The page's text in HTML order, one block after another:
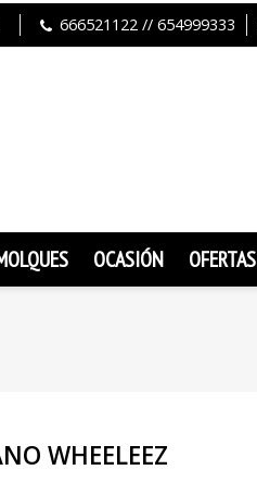
666521122 // 654999333
OCASIÓN OFERTAS
WHEELEEZ